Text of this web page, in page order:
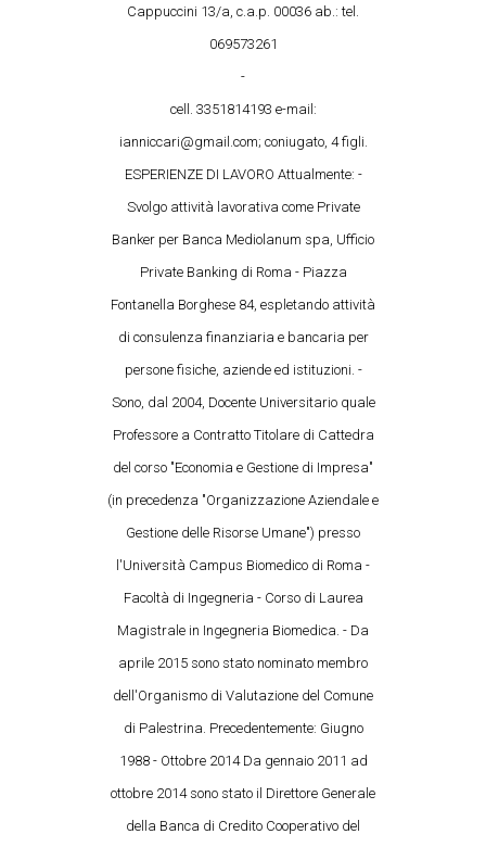
Cappuccini 13/a, c.a.p. 00036 ab.: tel.
069573261
-
cell. 3351814193 e-mail:
ianniccari@gmail.com; coniugato, 4 figli.
ESPERIENZE DI LAVORO Attualmente: -
Svolgo attività lavorativa come Private
Banker per Banca Mediolanum spa, Ufficio
Private Banking di Roma - Piazza
Fontanella Borghese 84, espletando attività
di consulenza finanziaria e bancaria per
persone fisiche, aziende ed istituzioni. -
Sono, dal 2004, Docente Universitario quale
Professore a Contratto Titolare di Cattedra
del corso "Economia e Gestione di Impresa"
(in precedenza "Organizzazione Aziendale e
Gestione delle Risorse Umane") presso
l'Università Campus Biomedico di Roma -
Facoltà di Ingegneria - Corso di Laurea
Magistrale in Ingegneria Biomedica. - Da
aprile 2015 sono stato nominato membro
dell'Organismo di Valutazione del Comune
di Palestrina. Precedentemente: Giugno
1988 - Ottobre 2014 Da gennaio 2011 ad
ottobre 2014 sono stato il Direttore Generale
della Banca di Credito Cooperativo del